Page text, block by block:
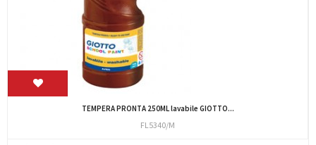
TEMPERA PRONTA 250ML lavabile GIOTTO...
FL5340/M